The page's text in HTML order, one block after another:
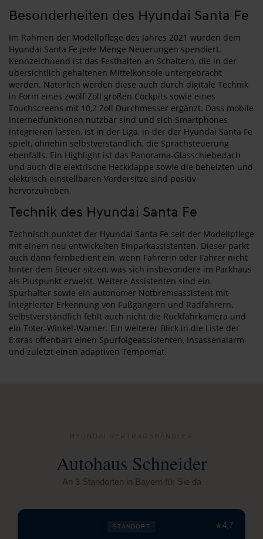
Besonderheiten des Hyundai Santa Fe
Im Rahmen der Modellpflege des Jahres 2021 wurden dem
Hyundai Santa Fe jede Menge Neuerungen spendiert.
Kennzeichnend ist das Festhalten an Schaltern, die in der
übersichtlich gehaltenen Mittelkonsole untergebracht
werden. Natürlich werden diese auch durch digitale Technik
in Form eines zwölf Zoll großen Cockpits sowie eines
Touchscreens mit 10,2 Zoll Durchmesser ergänzt. Dass mobile
Internetfunktionen nutzbar sind und sich Smartphones
integrieren lassen, ist in der Liga, in der der Hyundai Santa Fe
spielt, ohnehin selbstverständlich, die Sprachsteuerung
ebenfalls. Ein Highlight ist das Panorama-Glasschiebedach
und auch die elektrische Heckklappe sowie die beheizten und
elektrisch einstellbaren Vordersitze sind positiv
hervorzuheben.
Technik des Hyundai Santa Fe
Technisch punktet der Hyundai Santa Fe seit der Modellpflege
mit einem neu entwickelten Einparkassistenten. Dieser parkt
auch dann fernbedient ein, wenn Fahrerin oder Fahrer nicht
hinter dem Steuer sitzen, was sich insbesondere im Parkhaus
als Pluspunkt erweist. Weitere Assistenten sind ein
Spurhalter sowie ein autonomer Notbremsassistent mit
integrierter Erkennung von Fußgängern und Radfahrern.
Selbstverständlich fehlt auch nicht die Rückfahrkamera und
ein Toter-Winkel-Warner. Ein weiterer Blick in die Liste der
Extras offenbart einen Spurfolgeassistenten, Insassenalarm
und zuletzt einen adaptiven Tempomat.
Autohaus Schneider
An 3 Standorten in Bayern für Sie da
★4,7
STANDORT